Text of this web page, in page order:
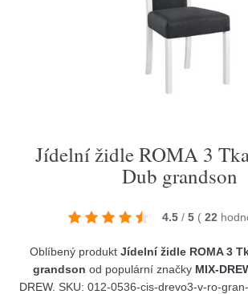
Jídelní židle ROMA 3
Dub grandson
4.5 / 5 ( 22
Oblíbený produkt Jídelní židle ROMA 3
grandson od populární značky MIX-
DREW. SKU: 012-0536-cis-drevo3-v-ro-